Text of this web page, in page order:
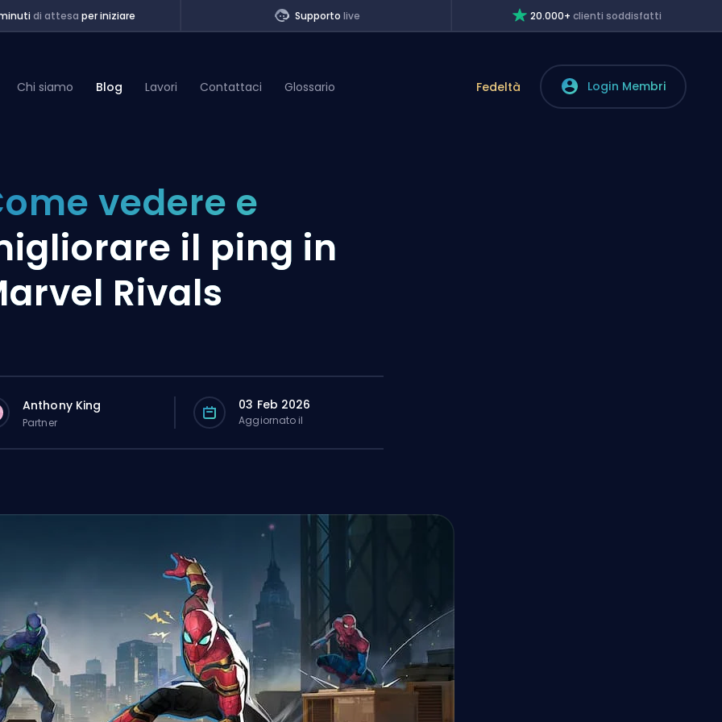
di attesa per iniziare Supporto live 20.000+clienti soddisfatti
Chi siamo Blog Lavori Contattaci Glossario Fedeltà Login Membri
vedere e
il ping in
Rivals
Anthony King
Partner
03 Feb 2026
Aggiornato il